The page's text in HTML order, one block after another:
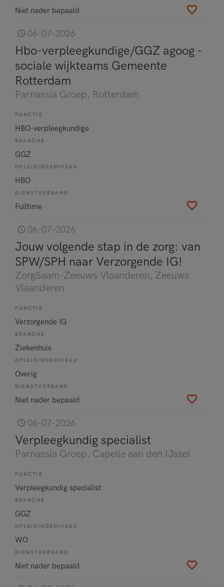
Niet nader bepaald
06-07-2026
Hbo-verpleegkundige/GGZ agoog -
sociale wijkteams Gemeente
Rotterdam
Parnassia Groep, Rotterdam
FUNCTIE
HBO-verpleegkundige
BRANCHE
GGZ
OPLEIDINGSNIVEAU
HBO
DIENSTVERBAND
Fulltime
06-07-2026
Jouw volgende stap in de zorg: van
SPW/SPH naar Verzorgende IG!
ZorgSaam-Zeeuws Vlaanderen, Zeeuws
Vlaanderen
FUNCTIE
Verzorgende IG
BRANCHE
Ziekenhuis
OPLEIDINGSNIVEAU
Overig
DIENSTVERBAND
Niet nader bepaald
06-07-2026
Verpleegkundig specialist
Parnassia Groep, Capelle aan den IJssel
FUNCTIE
Verpleegkundig specialist
BRANCHE
GGZ
OPLEIDINGSNIVEAU
WO
DIENSTVERBAND
Niet nader bepaald